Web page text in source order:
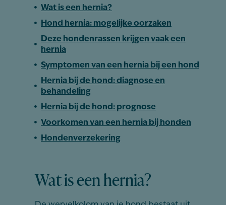
Wat is een hernia?
Hond hernia: mogelijke oorzaken
Deze hondenrassen krijgen vaak een
hernia
Symptomen van een hernia bij een hond
Hernia bij de hond: diagnose en
behandeling
Hernia bij de hond: prognose
Voorkomen van een hernia bij honden
Hondenverzekering
Wat is een hernia?